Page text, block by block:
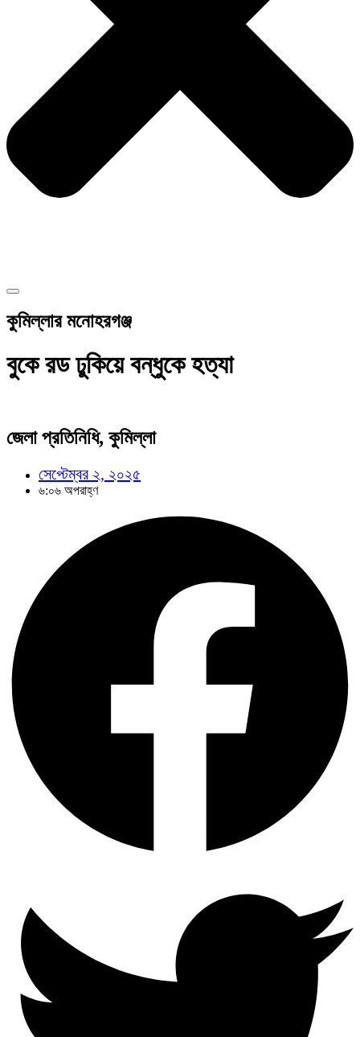
কুমিল্লার মনোহরগঞ্জ
বুকে রড ঢুকিয়ে বন্ধুকে হত্যা
জেলা প্রতিনিধি, কুমিল্লা
সেপ্টেম্বর ২, ২০২৫
৬:০৬ অপরাহ্ণ